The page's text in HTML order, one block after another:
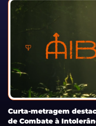
Curta-metragem
de Combate à